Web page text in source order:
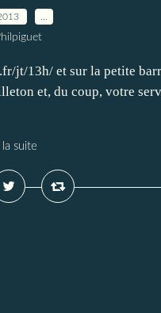
jt/13h/ et sur la petite
et, du coup, votre
la suite